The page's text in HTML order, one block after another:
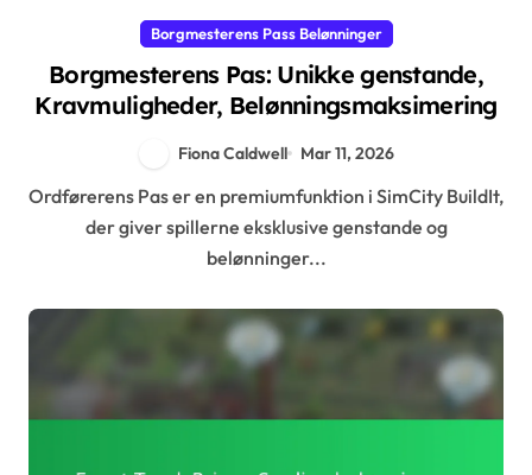
Borgmesterens Pass Belønninger
Borgmesterens Pas: Unikke genstande,
Kravmuligheder, Belønningsmaksimering
Fiona Caldwell Mar 11, 2026
Ordførerens Pas er en premiumfunktion i SimCity BuildIt,
der giver spillerne eksklusive genstande og
belønninger...